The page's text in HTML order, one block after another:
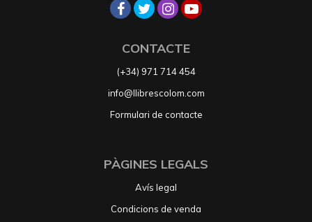
CONTACTE
(+34) 971 714 454
info@llibrescolom.com
Formulari de contacte
PÀGINES LEGALS
Avís legal
Condicions de venda